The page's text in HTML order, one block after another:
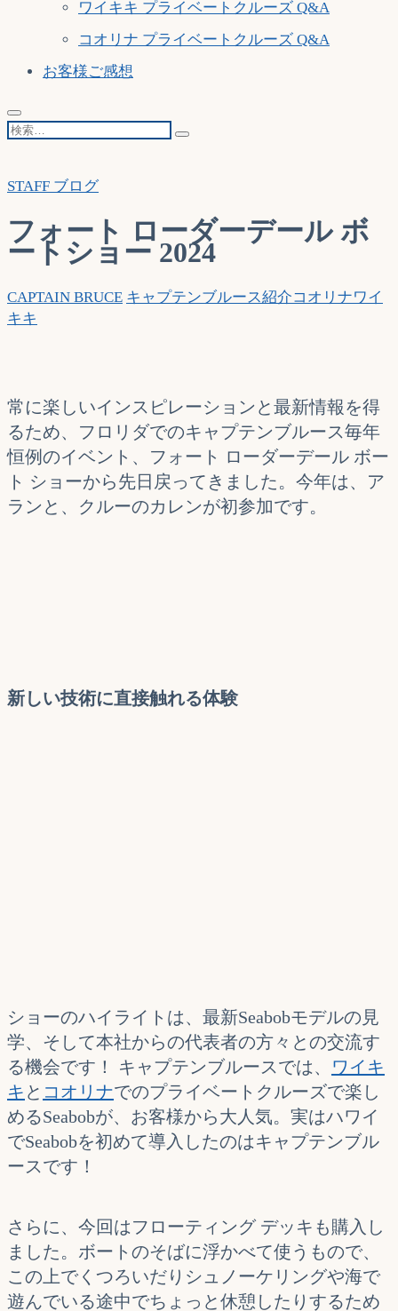
ワイキキ プライベートクルーズ Q&A
コオリナ プライベートクルーズ Q&A
お客様ご感想
検
STAFF ブログ
フォート ローダーデール ボ
ートショー 2024
CAPTAIN BRUCE キャプテンブルース紹介コオリナワイ
キキ
常に楽しいインスピレーションと最新情報を得
るため、フロリダでのキャプテンブルース毎年
恒例のイベント、フォート ローダーデール ボー
ト ショーから先日戻ってきました。今年は、ア
ランと、クルーのカレンが初参加です。
新しい技術に直接触れる体験
ショーのハイライトは、最新Seabobモデルの見
学、そして本社からの代表者の方々との交流す
る機会です！ キャプテンブルースでは、 ワイキ
キ と コオリナでのプライベートクルーズで楽し
めるSeabobが、お客様から大人気。実はハワイ
でSeabobを初めて導入したのはキャプテンブル
ースです！
さらに、今回はフローティング デッキも購入し
ました。ボートのそばに浮かべて使うもので、
この上でくつろいだりシュノーケリングや海で
遊んでいる途中でちょっと休憩したりするため